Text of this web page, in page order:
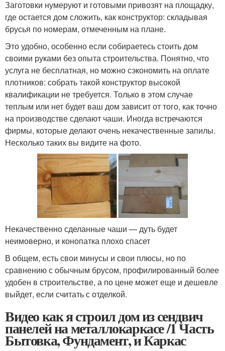
Заготовки нумеруют и готовыми привозят на площадку,
где остается дом сложить, как конструктор: складывая
брусья по номерам, отмеченным на плане.
Это удобно, особенно если собираетесь стоить дом
своими руками без опыта строительства. Понятно, что
услуга не бесплатная, но можно сэкономить на оплате
плотников: собрать такой конструктор высокой
квалификации не требуется. Только в этом случае
теплым или нет будет ваш дом зависит от того, как точно
на производстве сделают чаши. Иногда встречаются
фирмы, которые делают очень некачественные запилы.
Несколько таких вы видите на фото.
Некачественно сделанные чаши — дуть будет
неимоверно, и конопатка плохо спасет
В общем, есть свои минусы и свои плюсы, но по
сравнению с обычным брусом, профилированный более
удобен в строительстве, а по цене может еще и дешевле
выйдет, если считать с отделкой.
Видео как я строил дом из сендвич
панелей на металлокаркасе /1 Часть
Бытовка, Фундамент, и Каркас